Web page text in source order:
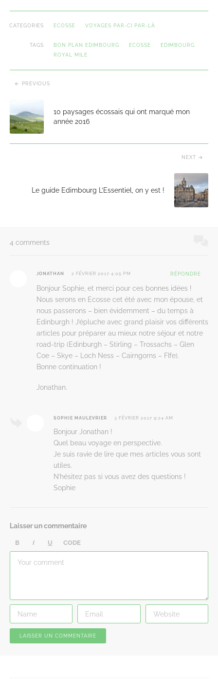
CATEGORIES ECOSSE VOYAGES PAR-CI PAR-LÀ
TAGS BON PLAN EDIMBOURG ECOSSE
EDIMBOURG
ROYAL MILE
PREVIOUS
10 paysages écossais qui ont marqué mon
année 2016
NEXT
Le guide Edimbourg L’Essentiel, on y est !
4 comments
JONATHAN 2 FÉVRIER 2017 4:05 PM RÉPONDRE
Bonjour Sophie, et merci pour ces bonnes idées !
Nous serons en Ecosse cet été avec mon épouse, et
nous passerons – bien évidemment – du temps à
Edinburgh ! J’épluche avec grand plaisir vos différents
articles pour préparer au mieux notre séjour et notre
road-trip (Edinburgh – Stirling – Trossachs – Glen
Coe – Skye – Loch Ness – Cairngorns – FIfe).
Bonne continuation !
Jonathan.
SOPHIE MAULEVRIER 3 FÉVRIER 2017 9:24 AM
Bonjour Jonathan !
Quel beau voyage en perspective.
Je suis ravie de lire que mes articles vous sont
utiles.
N’hésitez pas si vous avez des questions !
Sophie
Laisser un commentaire
B I U CODE